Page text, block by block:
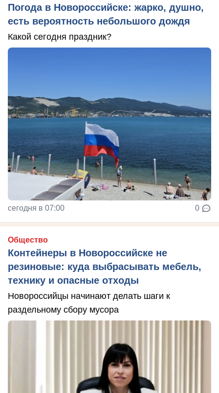
Погода в Новороссийске: жарко, душно,
есть вероятность небольшого дождя
Какой сегодня праздник?
сегодня в 07:00 0
Общество
Контейнеры в Новороссийске не
резиновые: куда выбрасывать мебель,
технику и опасные отходы
Новороссийцы начинают делать шаги к
раздельному сбору мусора